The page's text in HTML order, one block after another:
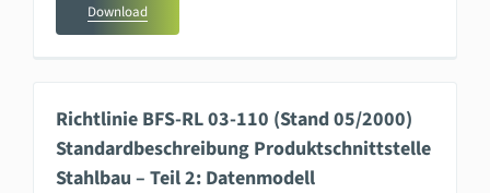
Download
Richtlinie BFS-RL 03-110 (Stand 05/2000)
Standardbeschreibung Produktschnittstelle
Stahlbau – Teil 2: Datenmodell